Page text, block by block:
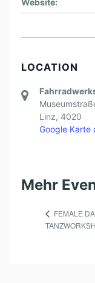
Website:
LOCATION
Linz, 4020
Google Karte
Mehr
FEMALE